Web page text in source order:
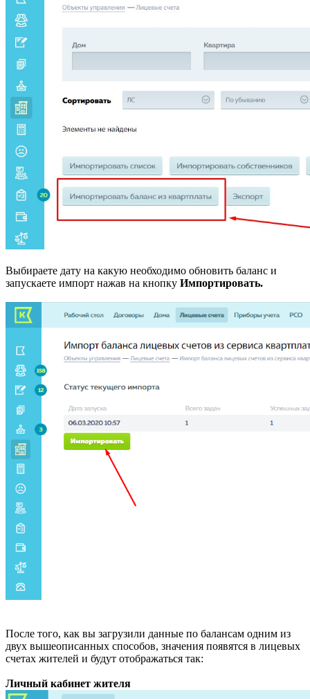
Выбираете дату на какую необходимо обновить баланс и
запускаете импорт нажав на кнопку Импортировать.
После того, как вы загрузили данные по балансам одним из
двух вышеописанных способов, значения появятся в лицевых
счетах жителей и будут отображаться так:
Личный кабинет жителя